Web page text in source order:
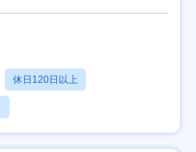
休日120日以上